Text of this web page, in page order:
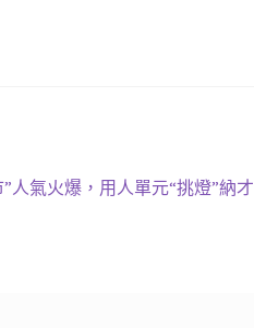
人氣火爆，用人單元“挑燈”納才